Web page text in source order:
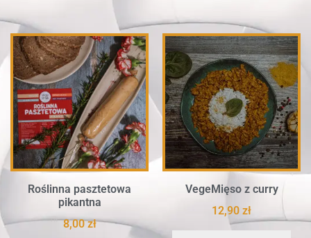
Roślinna pasztetowa
pikantna
8,00zł
VegeMięso z curry
12,90 zł